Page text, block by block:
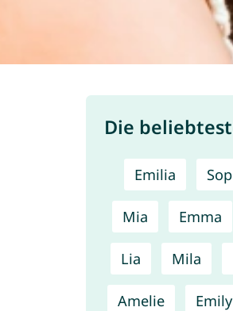
Die
Emilia
Mia Emma
Lia Mila
Amelie Emily